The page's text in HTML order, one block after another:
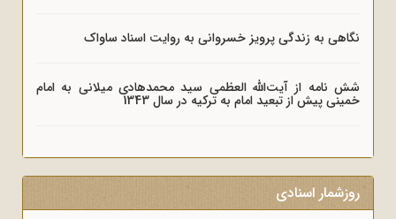
نگاهی به زندگی پرویز خسروانی به روایت اسناد ساواک
شش نامه از آیت‌الله العظمی سید محمدهادی میلانی به امام
خمینی پیش از تبعید امام به ترکیه در سال 1343
روزشمار اسنادی